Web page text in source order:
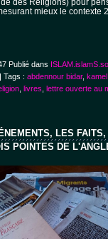
des Religions) pour
mieux le contexte
Publié dans
| Tags : abdennour bidar,
livres lettre ouverte au
LES
POINTES DE